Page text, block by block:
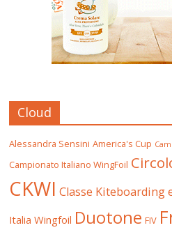
Cloud
Alessandra Sensini America's Cup
Campionato Italiano WingFoil
CKWI Classe Kiteboarding
Italia Wingfoil Duotone FIV